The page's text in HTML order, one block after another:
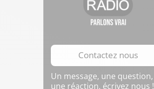
Contactez nous
Un message, une question,
une réaction, écrivez nous !